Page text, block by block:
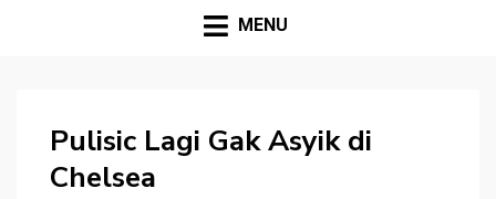
MENU
Pulisic Lagi Gak Asyik di
Chelsea